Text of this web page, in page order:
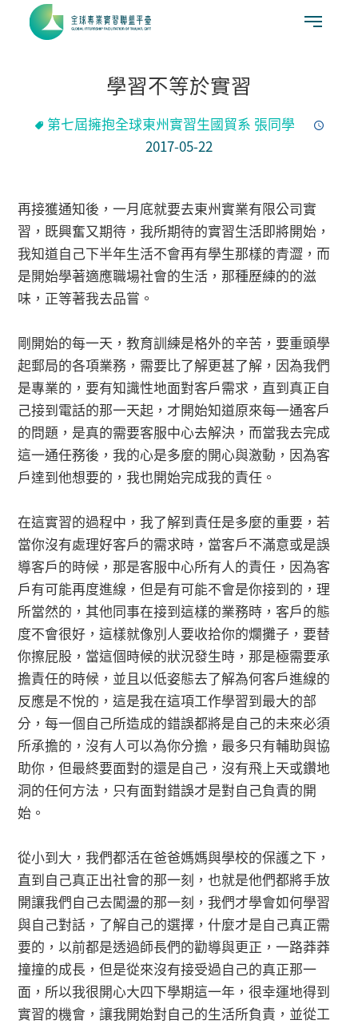
學習不等於實習
第七屆擁抱全球東州實習生國貿系 張同學
2017-05-22
再接獲通知後，一月底就要去東州實業有限公司實
習，既興奮又期待，我所期待的實習生活即將開始，
我知道自己下半年生活不會再有學生那樣的青澀，而
是開始學著適應職場社會的生活，那種歷練的的滋
味，正等著我去品嘗。
剛開始的每一天，教育訓練是格外的辛苦，要重頭學
起郵局的各項業務，需要比了解更甚了解，因為我們
是專業的，要有知識性地面對客戶需求，直到真正自
己接到電話的那一天起，才開始知道原來每一通客戶
的問題，是真的需要客服中心去解決，而當我去完成
這一通任務後，我的心是多麼的開心與激動，因為客
戶達到他想要的，我也開始完成我的責任。
在這實習的過程中，我了解到責任是多麼的重要，若
當你沒有處理好客戶的需求時，當客戶不滿意或是誤
導客戶的時候，那是客服中心所有人的責任，因為客
戶有可能再度進線，但是有可能不會是你接到的，理
所當然的，其他同事在接到這樣的業務時，客戶的態
度不會很好，這樣就像別人要收拾你的爛攤子，要替
你擦屁股，當這個時候的狀況發生時，那是極需要承
擔責任的時候，並且以低姿態去了解為何客戶進線的
反應是不悅的，這是我在這項工作學習到最大的部
分，每一個自己所造成的錯誤都將是自己的未來必須
所承擔的，沒有人可以為你分擔，最多只有輔助與協
助你，但最終要面對的還是自己，沒有飛上天或鑽地
洞的任何方法，只有面對錯誤才是對自己負責的開
始。
從小到大，我們都活在爸爸媽媽與學校的保護之下，
直到自己真正出社會的那一刻，也就是他們都將手放
開讓我們自己去闖盪的那一刻，我們才學會如何學習
與自己對話，了解自己的選擇，什麼才是自己真正需
要的，以前都是透過師長們的勸導與更正，一路莽莽
撞撞的成長，但是從來沒有接受過自己的真正那一
面，所以我很開心大四下學期這一年，很幸運地得到
實習的機會，讓我開始對自己的生活所負責，並從工